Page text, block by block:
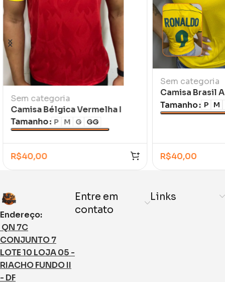
Sem categoria
Camisa Bélgica Vermelha I
2026/27
Tamanho P M G GG
R$40,00
Sem categoria
Camisa Brasil
Ronaldo 1998/
Infantil
Tamanho P M
R$40,00
Endereço:
QN 7C
CONJUNTO 7
LOTE 10 LOJA 05 -
RIACHO FUNDO II
- DF
Entre em
contato
Links